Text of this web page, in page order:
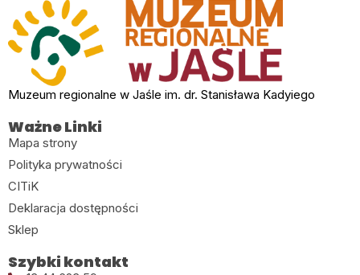
Muzeum regionalne w Jaśle im. dr. Stanisława Kadyiego
Ważne Linki
Mapa strony
Polityka prywatności
CITiK
Deklaracja dostępności
Sklep
Szybki kontakt